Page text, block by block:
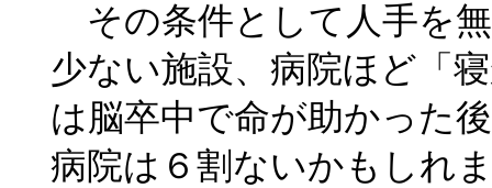
その条件として人手を
少ない施設、病院ほど「
は脳卒中で命が助かった
病院は６割ないかもしれ